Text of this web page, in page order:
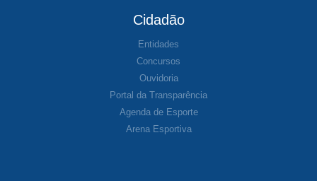
Cidadão
Entidades
Concursos
Ouvidoria
Portal da Transparência
Agenda de Esporte
Arena Esportiva